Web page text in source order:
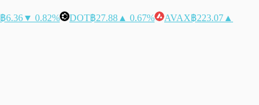
฿6.36▼ 0.82% DOT฿27.88 ▲ 0.67% AVAX฿223.07 ▲